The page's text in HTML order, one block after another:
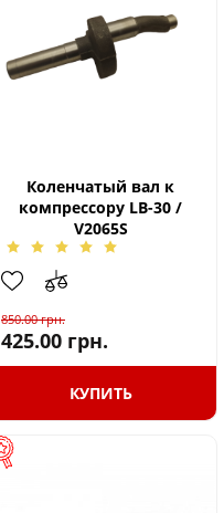
Коленчатый вал к
компрессору LB-30 /
V2065S
850.00грн.
425.00 грн.
КУПИТЬ